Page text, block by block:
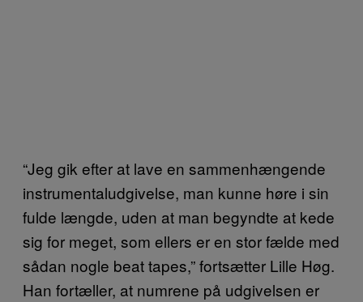
“Jeg gik efter at lave en sammenhængende
instrumentaludgivelse, man kunne høre i sin
fulde længde, uden at man begyndte at kede
sig for meget, som ellers er en stor fælde med
sådan nogle beat tapes,” fortsætter Lille Høg.
Han fortæller, at numrene på udgivelsen er